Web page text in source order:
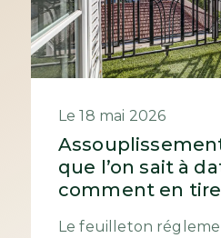
Le 18 mai 2026
que l’on sait à
comment en
Le feuilleton